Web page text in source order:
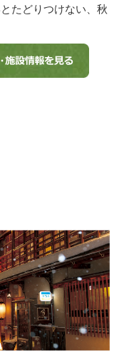
たどりつけない、秋